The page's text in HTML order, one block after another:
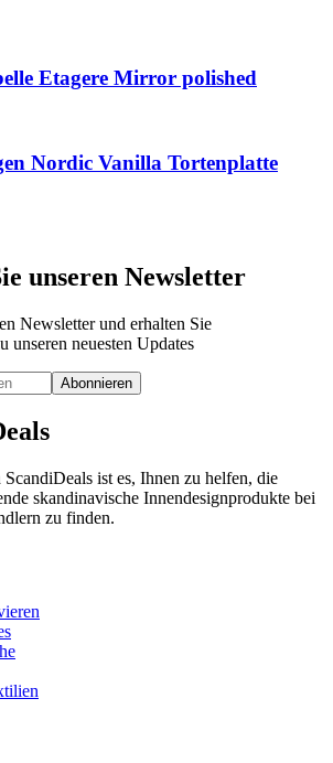
Etagere Mirror polished
Nordic Vanilla Tortenplatte
unseren Newsletter
Newsletter und erhalten Sie
unseren neuesten Updates
Abonnieren
ist es, Ihnen zu helfen, die
skandinavische Innendesignprodukte bei
zu finden.